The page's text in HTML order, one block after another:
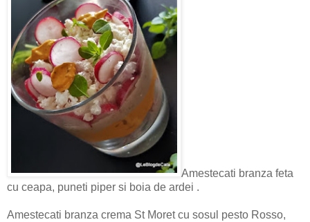
Amestecati branza feta
cu ceapa, puneti piper si boia de ardei .
Amestecati branza crema St Moret cu sosul pesto Rosso,